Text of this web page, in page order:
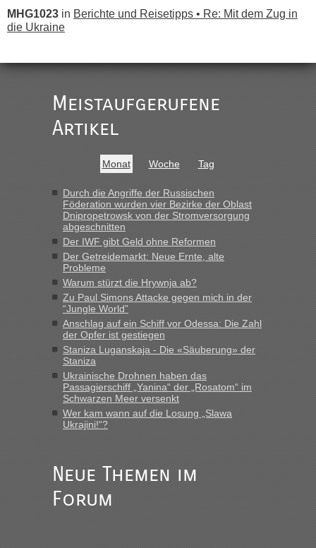
MHG1023 in Berichte und Reisetipps • Re: Mit dem Zug in
die Ukraine
Ist korrekt, aber ich finde man hätte trotzdem im Text gleich
darauf hinweisen können.
War aber nicht "böse" gemeint ...
buchbar - warum auch immer ...
Hab´s versucht - bekomme aber immer angezeigt "auf dieser
Strecke fahren wir nicht"
MHG1023 inBerichte und Reisetipps • Re: Mit dem Zug in
die Ukraine
„Man sollte aber explizit dazu schreiben, daß es ein Zug von
LeoExpress ist - und nur auf deren Webseite kann man die
Fahrkarten kaufen. Zumindest ist es die erste Umsteigefreie
Verbindung von Deutschland...“
Recht, Visa und Dokumente • Re: Deklaration
gebrauchter Kleidung beim Zoll
„Vielen Dank, mit einem Briefchen meiner Frau im Gepäck
gab es keine Probleme“
fast 11 Milliarden aufgedeckt
„Am besten wäre natürlich, wenn die Frau mit dabei ist.
Alleinreisende Männer stehen schließlich immer unter
Meistaufgerufene
Artikel
Monat Woche Tag
Durch die Angriffe der Russischen
Föderation wurden vier Bezirke der Oblast
Dnipropetrowsk von der Stromversorgung
abgeschnitten
Der IWF gibt Geld ohne Reformen
Der Getreidemarkt: Neue Ernte, alte
Probleme
Warum stürzt die Hrywnja ab?
Zu Paul Simons Attacke gegen mich in der
“Jungle World”
Anschlag auf ein Schiff vor Odessa: Die Zahl
der Opfer ist gestiegen
Staniza Luganskaja - Die «Säuberung» der
Staniza
Ukrainische Drohnen haben das
Passagierschiff „Yanina“ der „Rosatom“ im
Schwarzen Meer versenkt
Wer kam wann auf die Losung „Slawa
Ukrajini!“?
Neue Themen im
Forum